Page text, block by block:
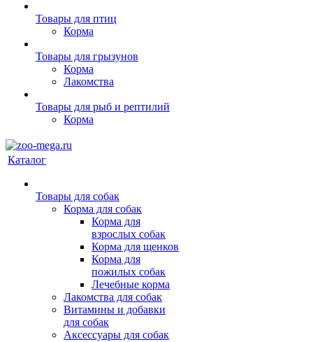
Товары для птиц
Корма
Товары для грызунов
Корма
Лакомства
Товары для рыб и рептилий
Корма
Каталог
Товары для собак
Корма для собак
Корма для
взрослых собак
Корма для щенков
Корма для
пожилых собак
Лечебные корма
Лакомства для собак
Витамины и добавки
для собак
Аксессуары для собак